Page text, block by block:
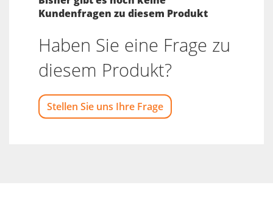
Kundenfragen zu diesem Produkt
Haben Sie eine Frage zu
diesem Produkt?
Stellen Sie uns Ihre Frage